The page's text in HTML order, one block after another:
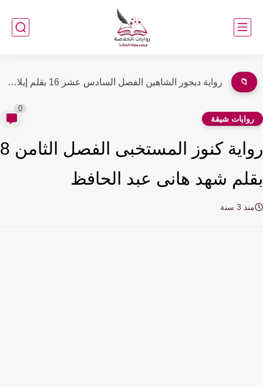
📁 رواية ديجور الشاهين الفصل الخامس عشر 15 بقلم إيلا إبراهيم
شيقة
رواية كنوز المستخبى الفصل الثامن 8
شهد هانى عبد الحافظ
3 سنة